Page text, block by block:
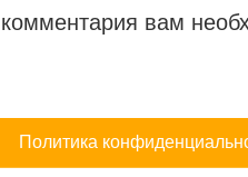
вам
Политика